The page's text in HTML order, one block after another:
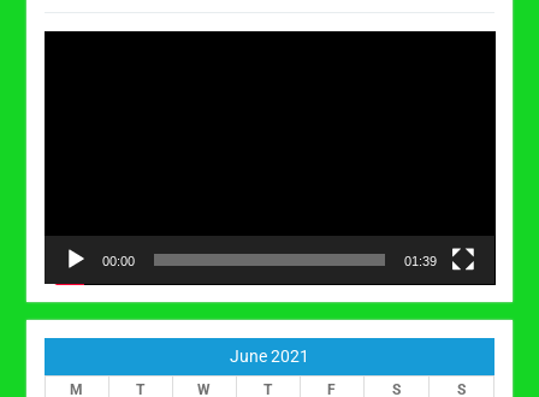
00:00 01:39
June 2021
M T W T F S
S